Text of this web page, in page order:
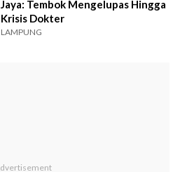
Jaya: Tembok Mengelupas Hingga
Krisis Dokter
LAMPUNG